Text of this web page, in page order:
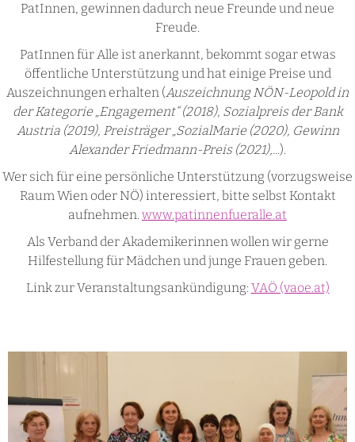
PatInnen, gewinnen dadurch neue Freunde und neue
Freude.
PatInnen für Alle ist anerkannt, bekommt sogar etwas
öffentliche Unterstützung und hat einige Preise und
Auszeichnungen erhalten (Auszeichnung NÖN-Leopold in
der Kategorie „Engagement“ (2018), Sozialpreis der Bank
Austria (2019), Preisträger „SozialMarie (2020), Gewinn
Alexander Friedmann-Preis (2021),...).
Wer sich für eine persönliche Unterstützung (vorzugsweise
Raum Wien oder NÖ) interessiert, bitte selbst Kontakt
aufnehmen. www.patinnenfueralle.at
Als Verband der Akademikerinnen wollen wir gerne
Hilfestellung für Mädchen und junge Frauen geben.
Link zur Veranstaltungsankündigung: VAÖ (vaoe.at)